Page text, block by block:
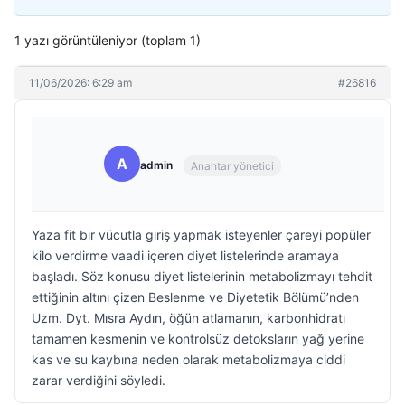
1 yazı görüntüleniyor (toplam 1)
11/06/2026: 6:29 am #26816
A admin Anahtar yönetici
Yaza fit bir vücutla giriş yapmak isteyenler çareyi popüler
kilo verdirme vaadi içeren diyet listelerinde aramaya
başladı. Söz konusu diyet listelerinin metabolizmayı tehdit
ettiğinin altını çizen Beslenme ve Diyetetik Bölümü’nden
Uzm. Dyt. Mısra Aydın, öğün atlamanın, karbonhidratı
tamamen kesmenin ve kontrolsüz detoksların yağ yerine
kas ve su kaybına neden olarak metabolizmaya ciddi
zarar verdiğini söyledi.